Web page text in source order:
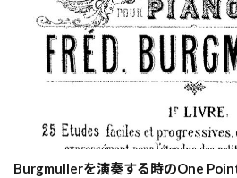
Burgmullerを演奏する時のOne